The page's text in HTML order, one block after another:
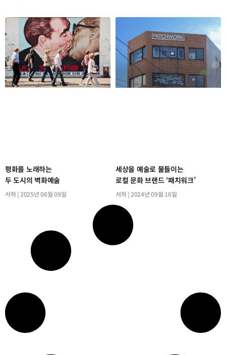
평화를 노래하는
두 도시의 벽화예술
서하 2025년 06월 09일
세상을 예술로 물들이는
로컬 문화 브랜드 ‘패치워크’
서하 2024년 09월 16일